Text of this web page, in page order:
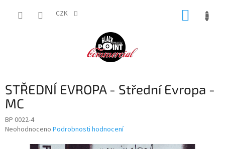
CZK
STŘEDNÍ EVROPA - Střední Evropa -
MC
BP 0022-4
Průměrné
Neohodnoceno Podrobnosti hodnocení